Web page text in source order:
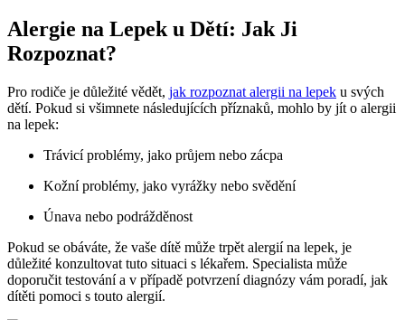
Alergie na Lepek u Dětí: Jak Ji
Rozpoznat?
Pro rodiče je důležité vědět, jak rozpoznat alergii na lepek u svých
dětí. Pokud si všimnete následujících příznaků, mohlo by jít o alergii
na lepek:
Trávicí problémy, jako průjem nebo zácpa
Kožní problémy, jako vyrážky nebo svědění
Únava nebo podrážděnost
Pokud se obáváte, že vaše dítě může trpět alergií na lepek, je
důležité konzultovat tuto situaci s lékařem. Specialista může
doporučit testování a v případě potvrzení diagnózy vám poradí, jak
dítěti pomoci s touto alergií.